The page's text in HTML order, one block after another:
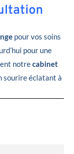
pour vos soins
pour une
notrecabinet
sourire éclatant à